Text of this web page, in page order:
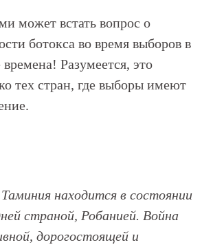
может встать вопрос о
ботокса во время выборов в
Разумеется, это
тех стран, где выборы имеют
находится в состоянии
страной, Робанией. Война
дорогостоящей и